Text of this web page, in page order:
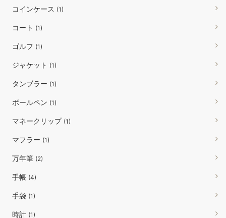
コインケース (1)
コート (1)
ゴルフ (1)
ジャケット (1)
タンブラー (1)
ボールペン (1)
マネークリップ (1)
マフラー (1)
万年筆 (2)
手帳 (4)
手袋 (1)
時計 (1)